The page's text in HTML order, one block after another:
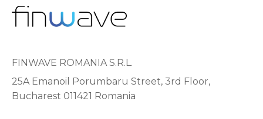
FINWAVE ROMANIA S.R.L.
25A Emanoil Porumbaru Street, 3rd Floor,
Bucharest 011421 Romania